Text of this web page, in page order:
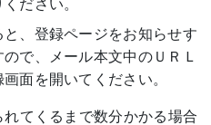
ださい。
、登録ページをお知らせす
で、メール本文中のＵＲＬ
面を開いてください。
てくるまで数分かかる場合